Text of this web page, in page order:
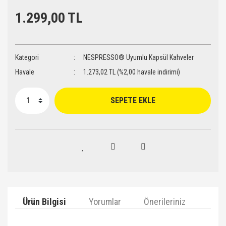
1.299,00 TL
Kategori
NESPRESSO® Uyumlu Kapsül Kahveler
Havale
1.273,02 TL (%2,00 havale indirimi)
SEPETE EKLE
Ürün Bilgisi Yorumlar Önerileriniz